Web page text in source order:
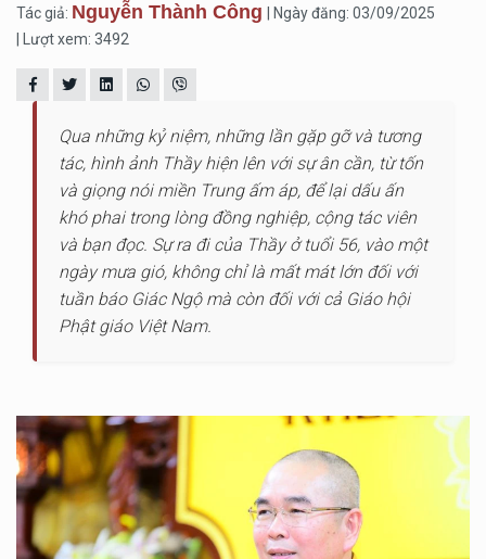
Tác giả: Nguyễn Thành Công
| Ngày đăng: 03/09/2025
| Lượt xem: 3492
Qua những kỷ niệm, những lần gặp gỡ và tương
tác, hình ảnh Thầy hiện lên với sự ân cần, từ tốn
và giọng nói miền Trung ấm áp, để lại dấu ấn
khó phai trong lòng đồng nghiệp, cộng tác viên
và bạn đọc. Sự ra đi của Thầy ở tuổi 56, vào một
ngày mưa gió, không chỉ là mất mát lớn đối với
tuần báo Giác Ngộ mà còn đối với cả Giáo hội
Phật giáo Việt Nam.